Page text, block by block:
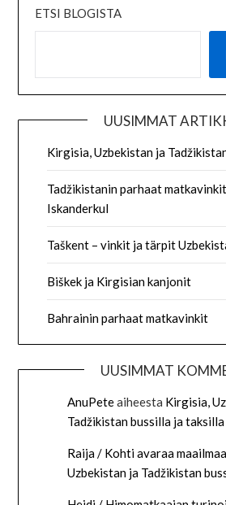
ETSI BLOGISTA
UUSIMMAT
Kirgisia, Uzbekistan ja
Tadžikistanin parhaat
Iskanderkul
Taškent – vinkit ja tärpit
Biškek ja Kirgisian kanjonit
Bahrainin parhaat matkavinkit
UUSIMMAT
AnuPeteaiheesta Kirgisia,
Tadžikistan bussilla ja taksilla
Raija / Kohti avaraa maailmaa
Uzbekistan ja Tadžikistan